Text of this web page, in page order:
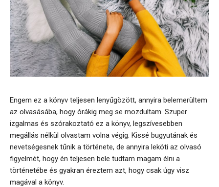
Engem ez a könyv teljesen lenyűgözött, annyira belemerültem
az olvasásába, hogy órákig meg se mozdultam. Szuper
izgalmas és szórakoztató ez a könyv, legszívesebben
megállás nélkül olvastam volna végig. Kissé bugyutának és
nevetségesnek tűnik a története, de annyira leköti az olvasó
figyelmét, hogy én teljesen bele tudtam magam élni a
történetébe és gyakran éreztem azt, hogy csak úgy visz
magával a könyv.